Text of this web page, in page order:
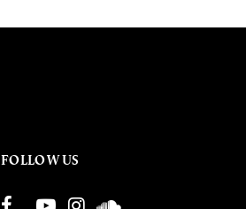
FOLLOW US